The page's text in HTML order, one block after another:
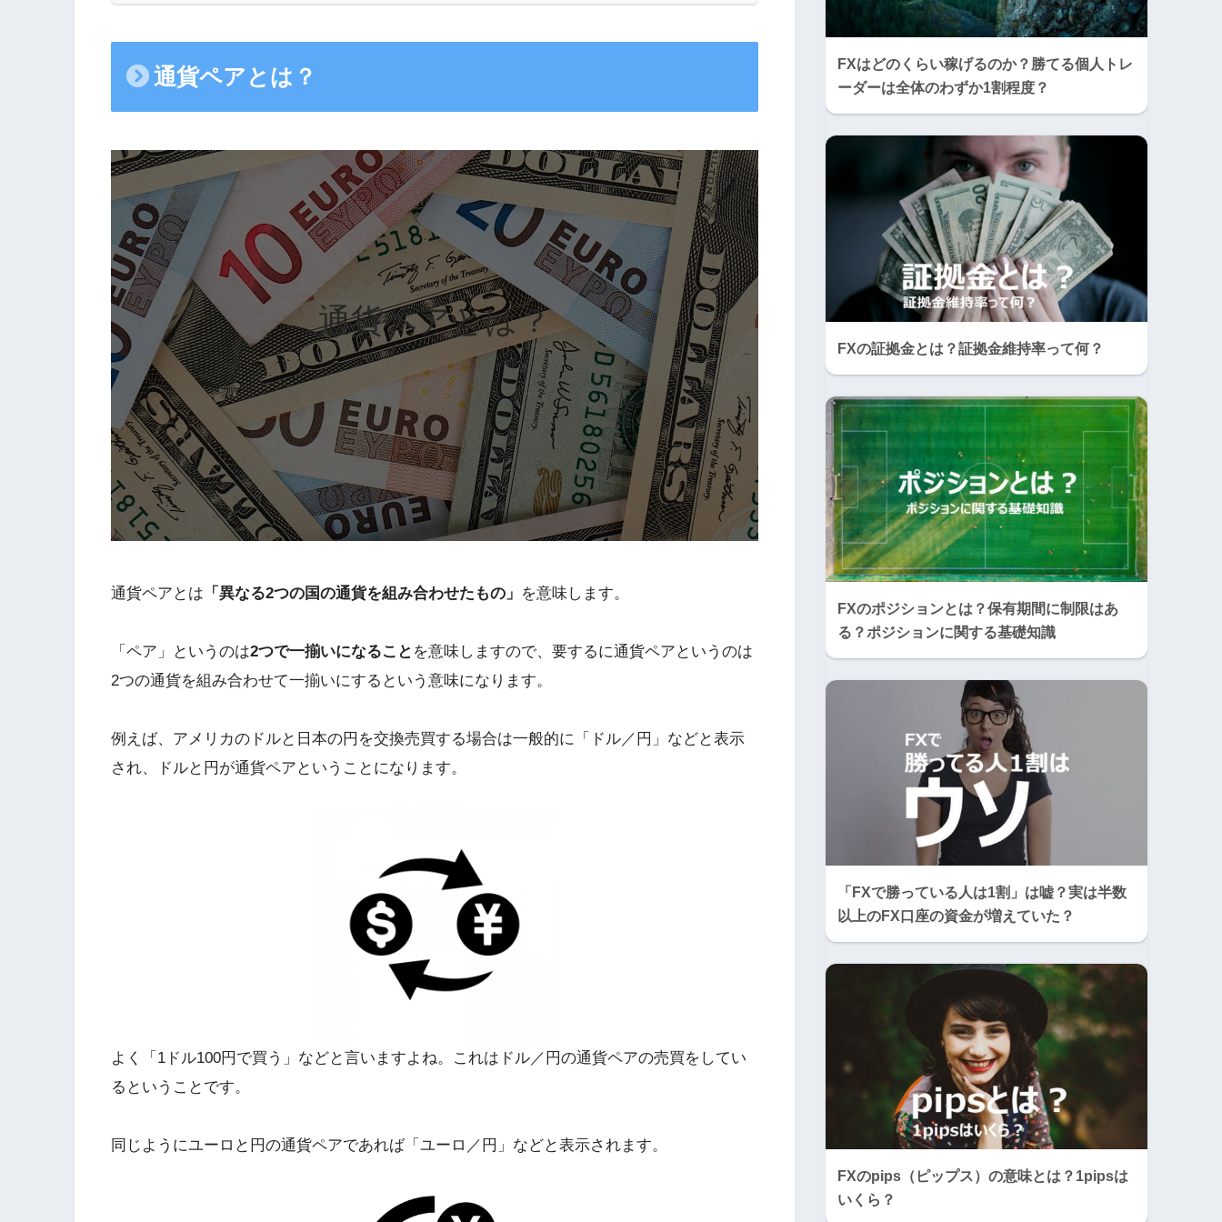
通貨ペアとは？
通貨ペアとは？
通貨ペアとは 「異なる2つの国の通貨を組み合わせたもの」 を意味します。
「ペア」というのは2つで一揃いになること を意味しますので、要するに通貨ペアというのは
2つの通貨を組み合わせて一揃いにするという意味になります。
例えば、アメリカのドルと日本の円を交換売買する場合は一般的に「ドル／円」などと表示
され、ドルと円が通貨ペアということになります。
よく「1ドル100円で買う」などと言いますよね。これはドル／円の通貨ペアの売買をしてい
るということです。
同じようにユーロと円の通貨ペアであれば「ユーロ／円」などと表示されます。
FXはどのくらい稼げるのか？勝てる個人トレ
ーダーは全体のわずか1割程度？
FXの証拠金とは？証拠金維持率って何？
FXのポジションとは？保有期間に制限はあ
る？ポジションに関する基礎知識
「FXで勝っている人は1割」は嘘？実は半数
以上のFX口座の資金が増えていた？
FXのpips（ピップス）の意味とは？1pipsは
いくら？